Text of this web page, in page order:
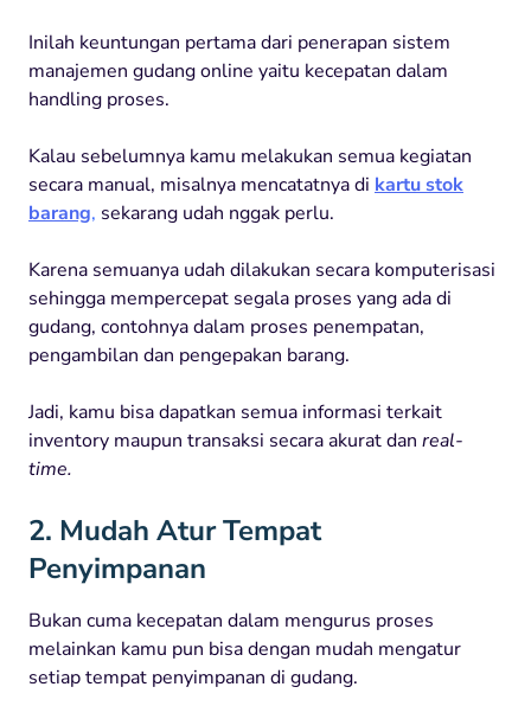
Inilah keuntungan pertama dari penerapan sistem
manajemen gudang online yaitu kecepatan dalam
handling proses.
Kalau sebelumnya kamu melakukan semua kegiatan
secara manual, misalnya mencatatnya di kartu stok
barang, sekarang udah nggak perlu.
Karena semuanya udah dilakukan secara komputerisasi
sehingga mempercepat segala proses yang ada di
gudang, contohnya dalam proses penempatan,
pengambilan dan pengepakan barang.
Jadi, kamu bisa dapatkan semua informasi terkait
inventory maupun transaksi secara akurat dan real-
time.
2. Mudah Atur Tempat
Penyimpanan
Bukan cuma kecepatan dalam mengurus proses
melainkan kamu pun bisa dengan mudah mengatur
setiap tempat penyimpanan di gudang.